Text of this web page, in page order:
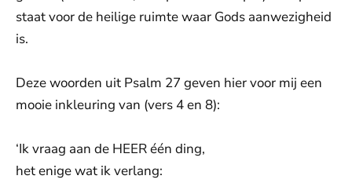
staat voor de heilige ruimte waar Gods aanwezigheid
is.
Deze woorden uit Psalm 27 geven hier voor mij een
mooie inkleuring van (vers 4 en 8):
‘Ik vraag aan de HEER één ding,
het enige wat ik verlang: